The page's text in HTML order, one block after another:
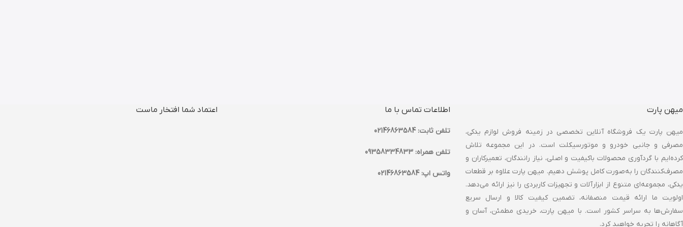
میهن پارت
میهن پارت یک فروشگاه آنلاین تخصصی در زمینه فروش لوازم یدکی،
مصرفی و جانبی خودرو و موتورسیکلت است. در این مجموعه تلاش
کرده‌ایم با گردآوری محصولات باکیفیت و اصلی، نیاز رانندگان، تعمیرکاران و
مصرف‌کنندگان را به‌صورت کامل پوشش دهیم. میهن پارت علاوه بر قطعات
یدکی، مجموعه‌ای متنوع از ابزارآلات و تجهیزات کاربردی را نیز ارائه می‌دهد.
اولویت ما ارائه قیمت منصفانه، تضمین کیفیت کالا و ارسال سریع
سفارش‌ها به سراسر کشور است. با میهن پارت، خریدی مطمئن، آسان و
آگاهانه را تجربه خواهید کرد.
اطلاعات تماس با ما
تلفن ثابت: 02146863584
تلفن همراه: 09358334833
واتس اپ: 02146863584
اعتماد شما افتخار ماست